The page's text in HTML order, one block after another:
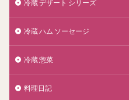
冷蔵 デザート シリーズ
冷蔵 ハム ソーセージ
冷蔵 惣菜
料理日記